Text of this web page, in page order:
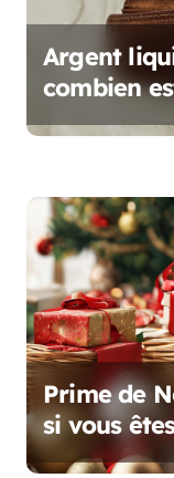
l
a
t
i
c
l
e
Argent
combien
Prime de
si vous